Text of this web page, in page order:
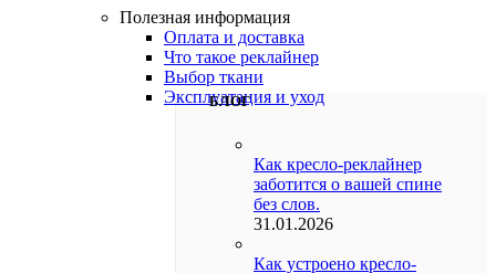
Полезная информация
Оплата и доставка
Что такое реклайнер
Выбор ткани
Эксплуатация и уход
БЛОГ
Как кресло-реклайнер
заботится о вашей спине
без слов.
31.01.2026
Как устроено кресло-